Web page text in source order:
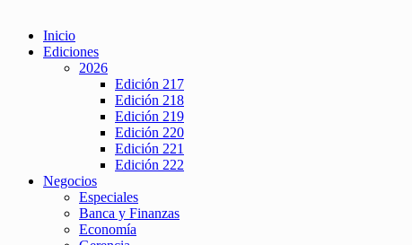
Inicio
Ediciones
2026
Edición 217
Edición 218
Edición 219
Edición 220
Edición 221
Edición 222
Negocios
Especiales
Banca y Finanzas
Economía